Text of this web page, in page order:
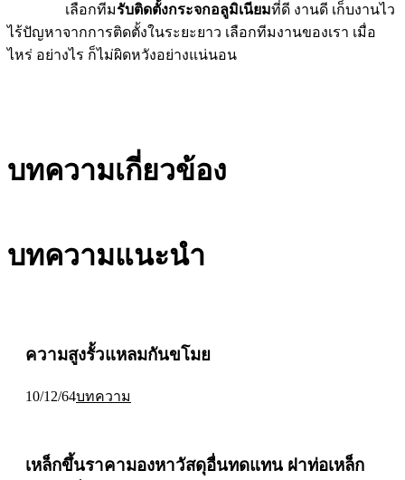
เลือกทีมรับติดตั้งกระจกอลูมิเนียมที่ดี งานดี เก็บงานไว
ไร้ปัญหาจากการติดตั้งในระยะยาว เลือกทีมงานของเรา เมื่อ
ไหร่ อย่างไร ก็ไม่ผิดหวังอย่างแน่นอน
บทความเกี่ยวข้อง
บทความแนะนำ
ความสูงรั้วแหลมกันขโมย
10/12/64บทความ
เหล็กขึ้นราคามองหาวัสดุอื่นทดแทน ฝาท่อเหล็ก